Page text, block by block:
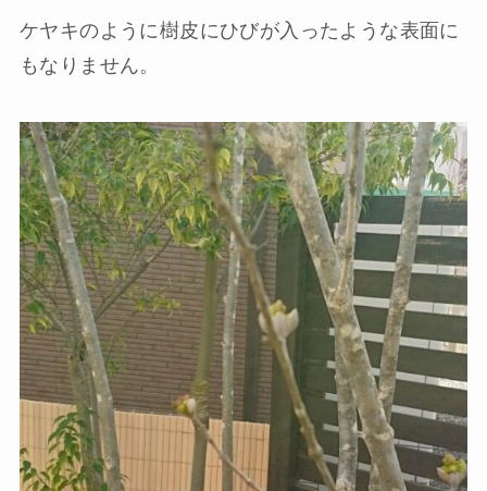
ケヤキのように樹皮にひびが入ったような表面に
もなりません。